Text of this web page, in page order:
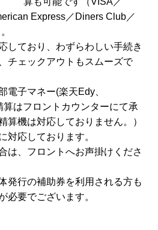
Express／Diners Club／
しており、わずらわしい手続き
チェックアウトもスムーズで
電子マネー(楽天Edy、
はフロントカウンターにて承
算機は対応しておりません。）
対応しております。
は、フロントへお声掛けくださ
発行の補助券を利用される方も
必要でございます。